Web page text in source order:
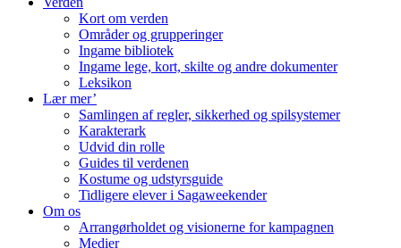
Kort om verden
Områder og grupperinger
Ingame bibliotek
Ingame lege, kort, skilte og andre dokumenter
Leksikon
Lær mer’
Samlingen af regler, sikkerhed og spilsystemer
Karakterark
Udvid din rolle
Guides til verdenen
Kostume og udstyrsguide
Tidligere elever i Sagaweekender
Om os
Arrangørholdet og visionerne for kampagnen
Medier